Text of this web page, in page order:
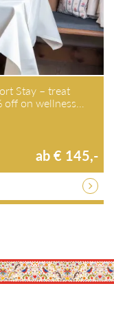
Stay – treat
on wellness…
ab € 145,-